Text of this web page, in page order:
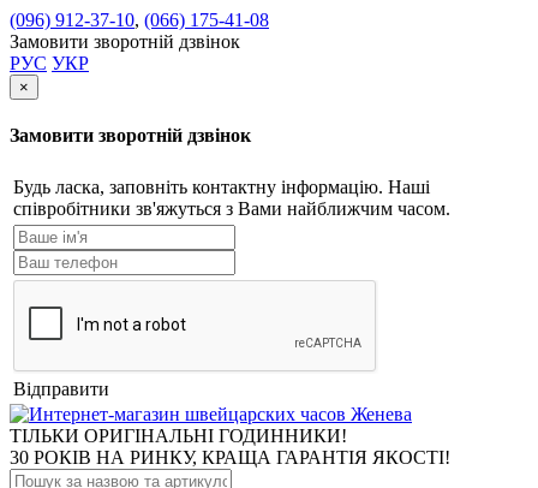
(096) 912-37-10, (066) 175-41-08
Замовити зворотній дзвінок
РУС УКР
×
Замовити зворотній дзвінок
Будь ласка, заповніть контактну інформацію. Наші
співробітники зв'яжуться з Вами найближчим часом.
Відправити
ТІЛЬКИ ОРИГІНАЛЬНІ ГОДИННИКИ!
30 РОКІВ НА РИНКУ, КРАЩА ГАРАНТІЯ ЯКОСТІ!